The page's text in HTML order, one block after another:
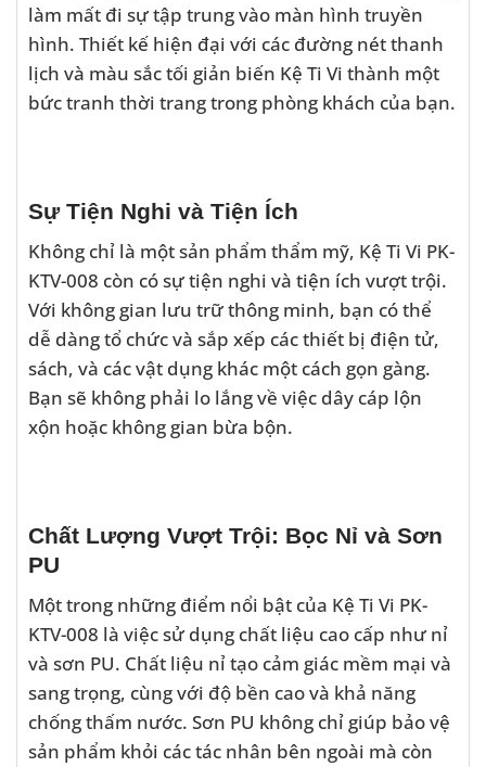
làm mất đi sự tập trung vào màn hình truyền
hình. Thiết kế hiện đại với các đường nét thanh
lịch và màu sắc tối giản biến Kệ Ti Vi thành một
bức tranh thời trang trong phòng khách của bạn.
Sự Tiện Nghi và Tiện Ích
Không chỉ là một sản phẩm thẩm mỹ, Kệ Ti Vi PK-
KTV-008 còn có sự tiện nghi và tiện ích vượt trội.
Với không gian lưu trữ thông minh, bạn có thể
dễ dàng tổ chức và sắp xếp các thiết bị điện tử,
sách, và các vật dụng khác một cách gọn gàng.
Bạn sẽ không phải lo lắng về việc dây cáp lộn
xộn hoặc không gian bừa bộn.
Chất Lượng Vượt Trội: Bọc Nỉ và Sơn
PU
Một trong những điểm nổi bật của Kệ Ti Vi PK-
KTV-008 là việc sử dụng chất liệu cao cấp như nỉ
và sơn PU. Chất liệu nỉ tạo cảm giác mềm mại và
sang trọng, cùng với độ bền cao và khả năng
chống thấm nước. Sơn PU không chỉ giúp bảo vệ
sản phẩm khỏi các tác nhân bên ngoài mà còn